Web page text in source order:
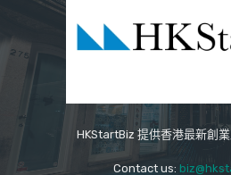
HKStartBiz 提供香港最新創
Contact us: